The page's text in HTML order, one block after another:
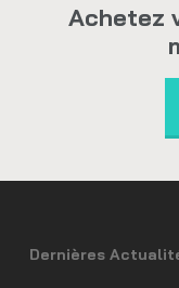
Achetez
Dernières